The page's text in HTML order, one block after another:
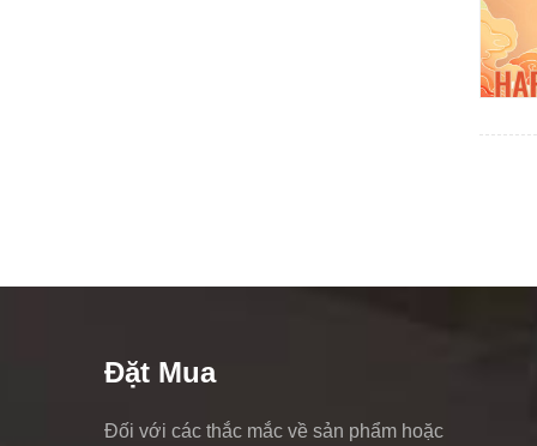
Đặt Mua
Đối với các thắc mắc về sản phẩm hoặc